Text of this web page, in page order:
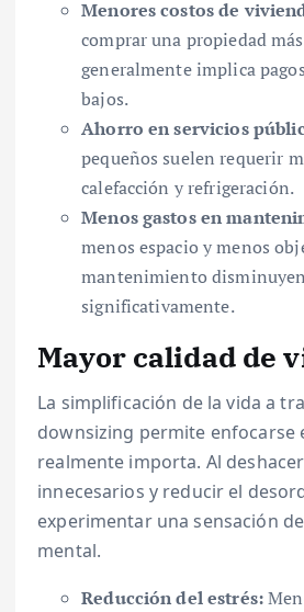
Menores costos de
comprar una propiedad
generalmente implica
bajos.
Ahorro en servicios
pequeños suelen requerir
calefacción y refrigeración.
Menos gastos en
menos espacio y menos
mantenimiento disminuyen
significativamente.
Mayor calidad de
La simplificación de la vida a
downsizing permite enfocarse
realmente importa. Al
innecesarios y reducir el
experimentar una sensación
mental.
Reducción del estrés: